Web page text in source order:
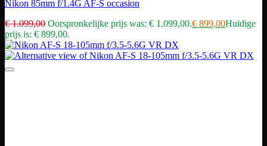
Nikon 85mm f/1.4G AF-S occasion
€1.099,00 Oorspronkelijke prijs was: € 1.099,00.€ 899,00Huidige
prijs is: € 899,00.